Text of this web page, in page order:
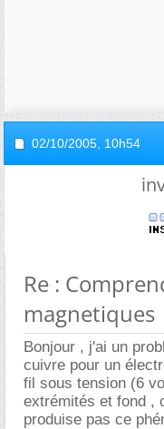
02/10/2005, 10h54
Re :
magnetiques
Bonjour , j'ai un
cuivre pour un
fil sous tension (6
extrémités et fond ,
produise pas ce